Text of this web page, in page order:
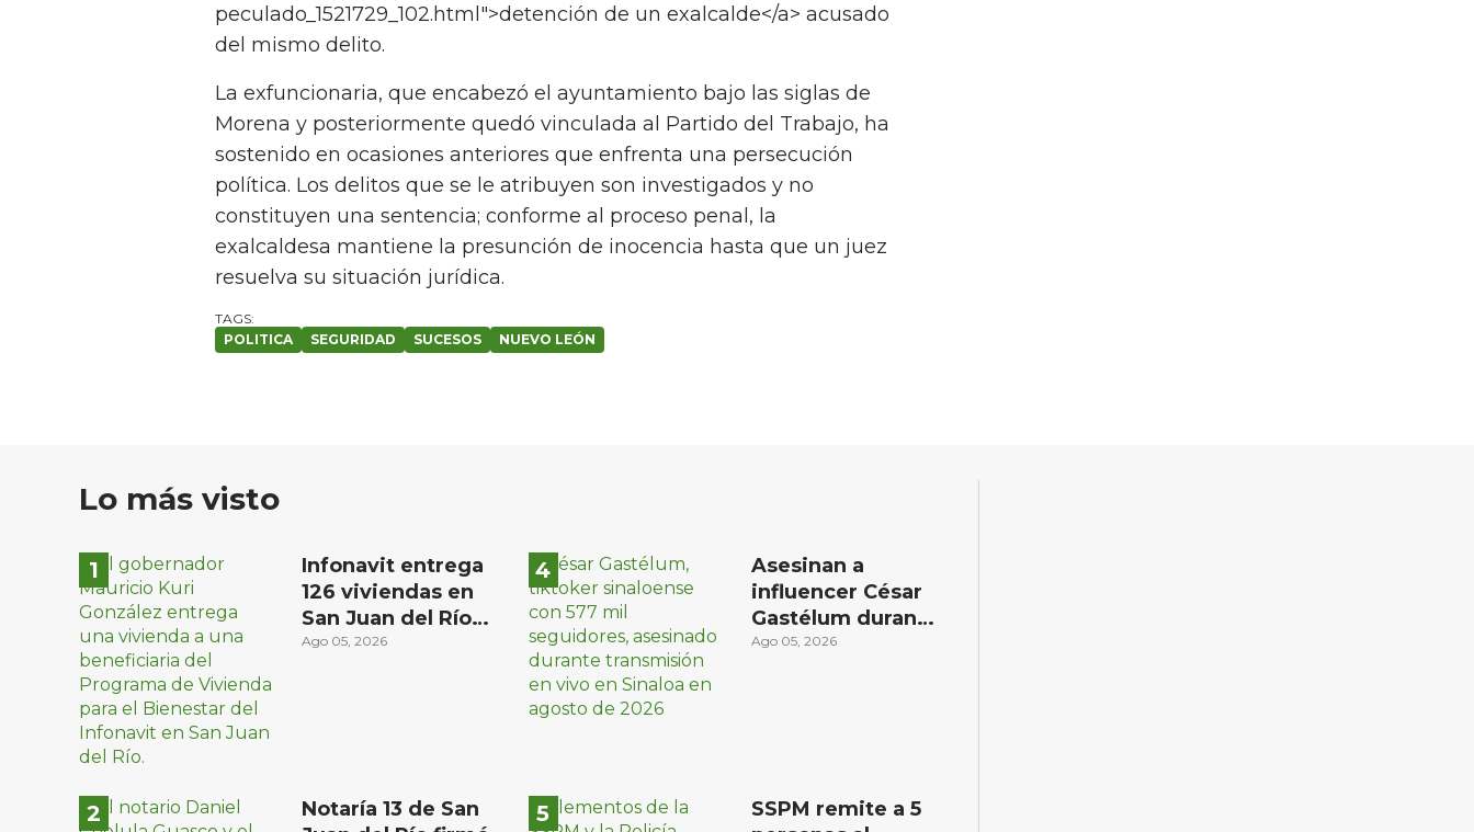
peculado_1521729_102.html">detención de un exalcalde</a> acusado
del mismo delito.
La exfuncionaria, que encabezó el ayuntamiento bajo las siglas de
Morena y posteriormente quedó vinculada al Partido del Trabajo, ha
sostenido en ocasiones anteriores que enfrenta una persecución
política. Los delitos que se le atribuyen son investigados y no
constituyen una sentencia; conforme al proceso penal, la
exalcaldesa mantiene la presunción de inocencia hasta que un juez
resuelva su situación jurídica.
POLITICA SEGURIDAD SUCESOS NUEVO LEÓN
Lo más visto
Infonavit entrega
126 viviendas en
San Juan del Río a
familias de bajos
Ago 05, 2026
Notaría 13 de San
Asesinan a
influencer César
Gastélum durante
transmisión en
Ago 05, 2026
SSPM remite a 5